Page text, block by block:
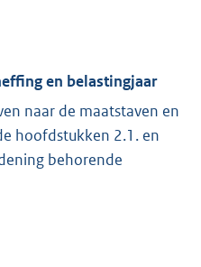
en belastingjaar
naar de maatstaven en
hoofdstukken 2.1. en
behorende